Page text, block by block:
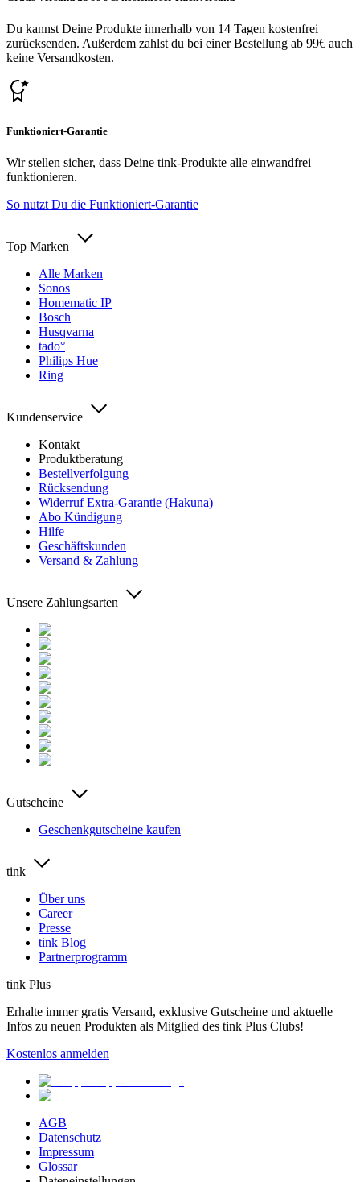
Du kannst Deine Produkte innerhalb von 14 Tagen kostenfrei
zurücksenden. Außerdem zahlst du bei einer Bestellung ab 99€ auch
keine Versandkosten.
Funktioniert-Garantie
Wir stellen sicher, dass Deine tink-Produkte alle einwandfrei
funktionieren.
So nutzt Du die Funktioniert-Garantie
Top Marken
Alle Marken
Sonos
Homematic IP
Bosch
Husqvarna
tado°
Philips Hue
Ring
Kundenservice
Kontakt
Produktberatung
Bestellverfolgung
Rücksendung
Widerruf Extra-Garantie (Hakuna)
Abo Kündigung
Hilfe
Geschäftskunden
Versand & Zahlung
Unsere Zahlungsarten
Gutscheine
Geschenkgutscheine kaufen
tink
Über uns
Career
Presse
tink Blog
Partnerprogramm
tink Plus
Erhalte immer gratis Versand, exklusive Gutscheine und aktuelle
Infos zu neuen Produkten als Mitglied des tink Plus Clubs!
Kostenlos anmelden
AGB
Datenschutz
Impressum
Glossar